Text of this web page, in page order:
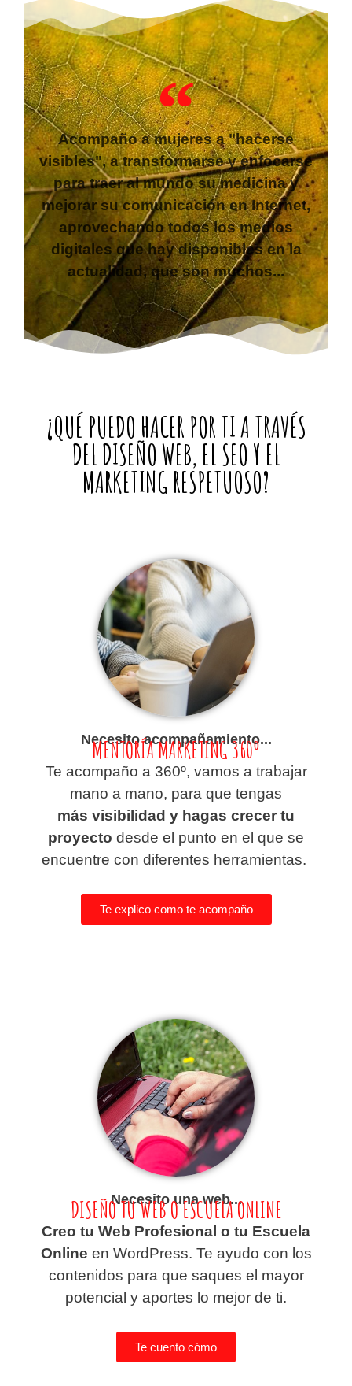
Acompaño a mujeres a "hacerse
visibles", a transformarse y enfocarse
para traer al mundo su medicina y
mejorar su comunicación en Internet,
aprovechando todos los medios
digitales que hay disponibles en la
actualidad, que son muchos...
¿QUÉ PUEDO HACER POR TI A TRAVÉS
DEL DISEÑO WEB, EL SEO Y EL
MARKETING RESPETUOSO?
Necesito acompañamiento...
MENTORÍA MARKETING 360º
Te acompaño a 360º, vamos a trabajar
mano a mano, para que tengas
más visibilidad y hagas crecer tu
proyecto desde el punto en el que se
encuentre con diferentes herramientas.
Te explico como te acompaño
Necesito una web...
DISEÑO TU WEB O ESCUELA ONLINE
Creo tu Web Profesional o tu Escuela
Online en WordPress. Te ayudo con los
contenidos para que saques el mayor
potencial y aportes lo mejor de ti.
Te cuento cómo